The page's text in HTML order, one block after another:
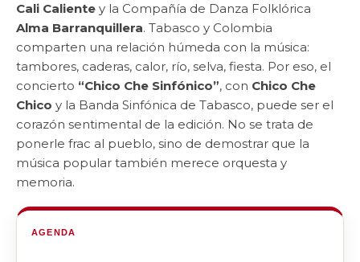
Cali Caliente y la Compañía de Danza Folklórica
Alma Barranquillera. Tabasco y Colombia
comparten una relación húmeda con la música:
tambores, caderas, calor, río, selva, fiesta. Por eso, el
concierto “Chico Che Sinfónico”, con Chico Che
Chico y la Banda Sinfónica de Tabasco, puede ser el
corazón sentimental de la edición. No se trata de
ponerle frac al pueblo, sino de demostrar que la
música popular también merece orquesta y
memoria.
AGENDA